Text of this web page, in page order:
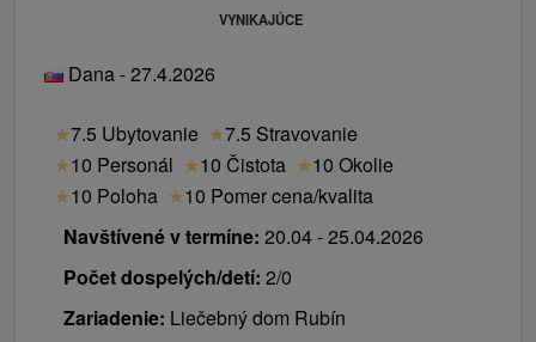
VYNIKAJÚCE
Dana - 27.4.2026
★7.5 Ubytovanie ★7.5 Stravovanie
★10 Personál ★10 Čistota ★10 Okolie
★10 Poloha ★10 Pomer cena/kvalita
Navštívené v termíne: 20.04 - 25.04.2026
Počet dospelých/detí: 2/0
Zariadenie: Liečebný dom Rubín